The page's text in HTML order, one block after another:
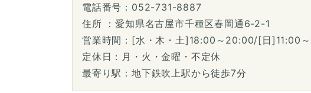
電話番号：052-731-8887
住所 ：愛知県名古屋市千種区春岡通6-2-1
営業時間：[水・木・土]18:00～20:00/[日]11:00
定休日：月・火・金曜・不定休
最寄り駅：地下鉄吹上駅から徒歩7分